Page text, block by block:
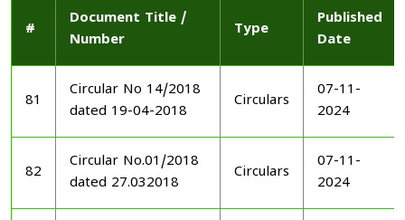
#
Document Title /
Number
Type
Published
Date
81
Circular No 14/2018
dated 19-04-2018
Circulars
07-11-
2024
82
Circular No.01/2018
dated 27.032018
Circulars
07-11-
2024